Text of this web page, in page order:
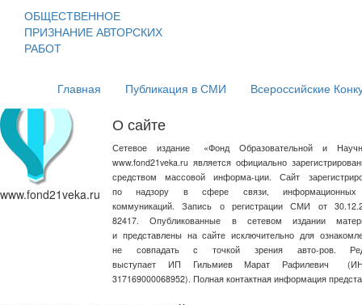
ОБЩЕСТВЕННОЕ
ПРИЗНАНИЕ АВТОРСКИХ
РАБОТ
Главная Публикация в СМИ Всероссийские
www.fond21veka.ru
О сайте
Сетевое издание «Фонд Образовательной и
www.fond21veka.ru является официально
средством массовой информа-ции. Сайт
по надзору в сфере связи, информационных
коммуникаций. Запись о регистрации СМИ от
82417. Опубликованные в сетевом издании
и представлены на сайте исключительно для
не совпадать с точкой зрения авто-ров.
выступает ИП Гильмиев Марат Рафилевич
317169000068952). Полная контактная информация